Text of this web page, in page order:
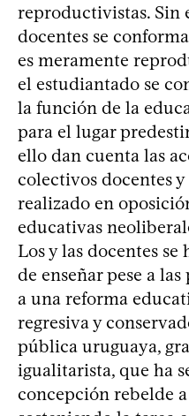
reproductivistas. Sin
docentes se
es meramente
el estudiantado se
la función de la
para el lugar
ello dan cuenta las
colectivos docentes
realizado en
educativas
Los y las docentes se
de enseñar pese a
a una reforma
regresiva y
pública uruguaya,
igualitarista, que ha
concepción rebelde